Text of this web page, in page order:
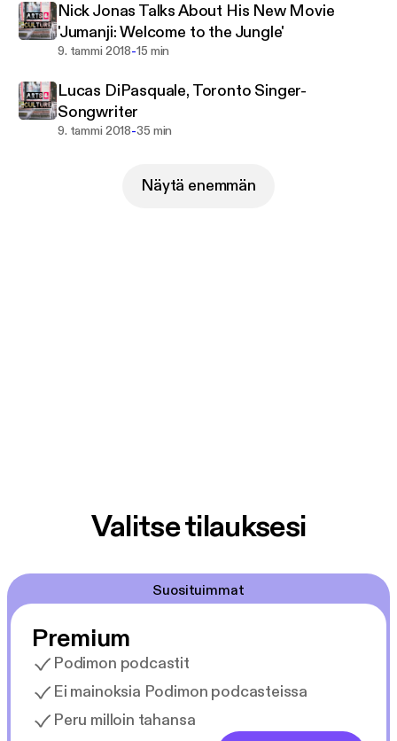
Nick Jonas Talks About His New Movie
'Jumanji: Welcome to the Jungle'
9. tammi 2018-15 min
Lucas DiPasquale, Toronto Singer-
Songwriter
9. tammi 2018-35 min
Näytä enemmän
Valitse tilauksesi
Suosituimmat
Premium
Podimon podcastit
Ei mainoksia Podimon podcasteissa
Peru milloin tahansa